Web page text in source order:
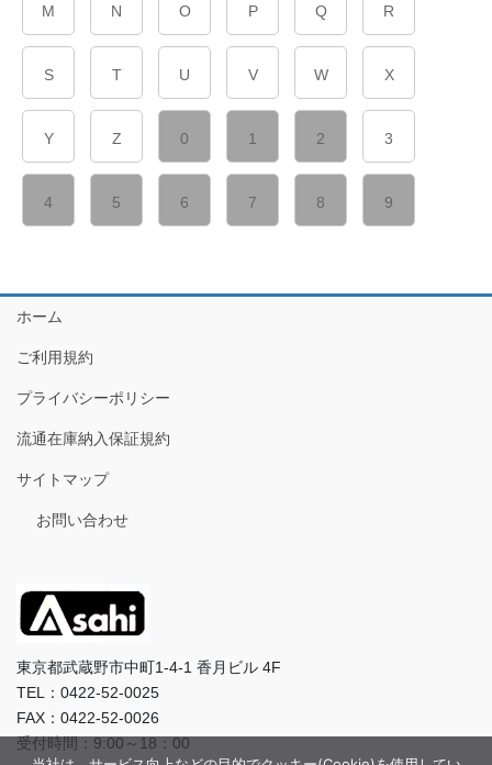
M N O P Q R
S T U V W X
Y Z 0 1 2 3
4 5 6 7 8 9
ホーム
ご利用規約
プライバシーポリシー
流通在庫納入保証規約
サイトマップ
お問い合わせ
東京都武蔵野市中町1-4-1 香月ビル 4F
TEL：0422-52-0025
FAX：0422-52-0026
受付時間：9:00～18：00